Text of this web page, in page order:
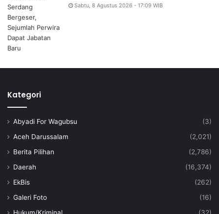
Sabtu, 8 Agustus 2026 - 17:09 WIB
Kategori
Abyadi For Wagubsu
(3)
Aceh Darussalam
(2,021)
Berita Pilihan
(2,786)
Daerah
(16,374)
EkBis
(262)
Galeri Foto
(16)